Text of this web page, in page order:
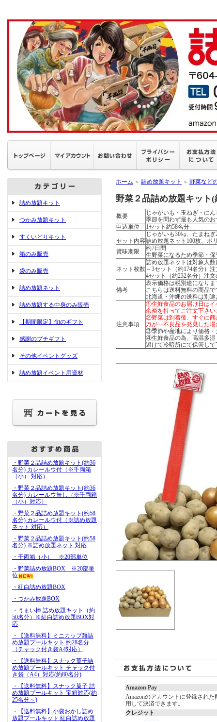
詰め放題キット
つかみ放題キット
すくいどりキット
箱のみ販売
袋のみ販売
詰め放題ネット
詰め放題する中身のみ販売
【期間限定】旬のギフト
感謝のプチギフト
その他イベントグッズ
詰め放題イベント用資材
・野菜２品詰め放題キット(約36
名分) カレールウ付（※千両箱
（小） 対応）
・野菜２品詰め放題キット(約36
名分) カレールウ無し（※千両箱
（小）対応）
・野菜２品詰め放題キット(約58
名分) カレールウ付（※詰め放題
ネット 対応）
・野菜２品詰め放題キット(約58
名分) ※詰め放題ネット 対応
・千両箱（小） ※20部単位
・野菜詰め放題BOX ※20部単
位
・紅白詰め放題BOX
・つかみ放題BOX
・うまい棒 詰め放題キット（約
50名分）※紅白詰め放題BOX対
応
・【送料無料】ミニカップ麺詰
め放題プールキット 約28名分
（チャック付き袋A4対応）
・【送料無料】スナック菓子詰
め放題プールキット チャック付
き袋（A4）対応(約80名分)
・【送料無料】スナック菓子 詰
め放題プールキット 宝箱対応(約
25名分～)
・【送料無料】小袋おかし詰め
放題プールキット 紅白詰め放題
ホーム ＞ 詰め放題キット ＞ 野菜など
野菜２品詰め放題キット
概要
じゃがいも・玉ねぎ・に
季節を問わず最も人気の
申込単位
1セット約58名分
セット内容
じゃがいも30㎏、たまね
詰め放題ネット100枚、ポ
賞味期限
約7日間
生野菜になるため季節・
ネット枚数
詰め放題ネットは対象人
～3セット（約174名分）
4セット（約232名分）注
備考
表示価格は税別途になりま
こちらは送料無料の商品で
北海道・沖縄の送料は別
注意事項
①生鮮食品のお届け日はイ
余裕を持ってご注文下さい
②野菜は到着後、すぐに商
万が一不良品を発見した
③季節や産地により価格・
④生鮮食品の為、高温多湿
避けて冷暗所にて保管して
Amazon Pay
Amazonのアカウントに登録され
用して決済できます。
クレジット